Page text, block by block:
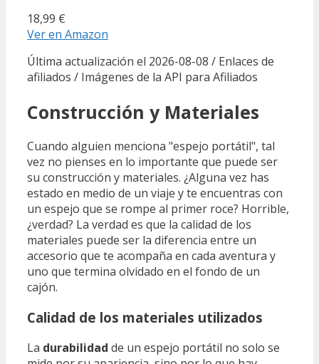
18,99 €
Ver en Amazon
Última actualización el 2026-08-08 / Enlaces de
afiliados / Imágenes de la API para Afiliados
Construcción y Materiales
Cuando alguien menciona "espejo portátil", tal
vez no pienses en lo importante que puede ser
su construcción y materiales. ¿Alguna vez has
estado en medio de un viaje y te encuentras con
un espejo que se rompe al primer roce? Horrible,
¿verdad? La verdad es que la calidad de los
materiales puede ser la diferencia entre un
accesorio que te acompaña en cada aventura y
uno que termina olvidado en el fondo de un
cajón.
Calidad de los materiales utilizados
La durabilidad de un espejo portátil no solo se